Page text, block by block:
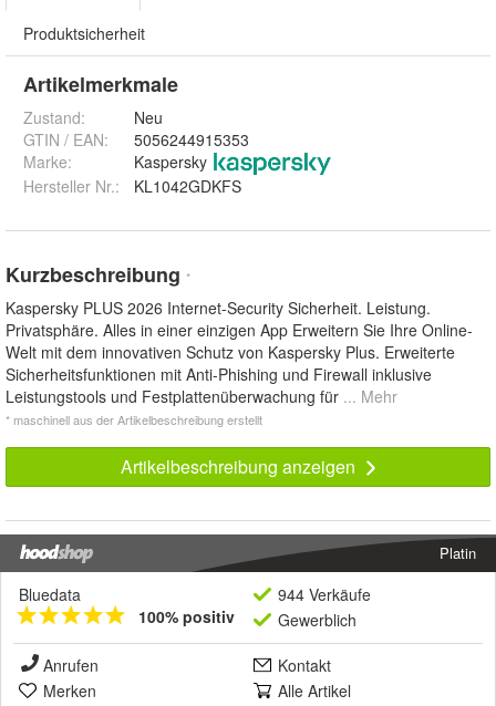
Produktsicherheit
Artikelmerkmale
Zustand:
Neu
GTIN / EAN:
5056244915353
Marke:
Kaspersky
Hersteller Nr.:
KL1042GDKFS
Kurzbeschreibung *
Kaspersky PLUS 2026 Internet-Security Sicherheit. Leistung.
Privatsphäre. Alles in einer einzigen App Erweitern Sie Ihre Online-
Welt mit dem innovativen Schutz von Kaspersky Plus. Erweiterte
Sicherheitsfunktionen mit Anti-Phishing und Firewall inklusive
Leistungstools und Festplattenüberwachung für ... Mehr
* maschinell aus der Artikelbeschreibung erstellt
Artikelbeschreibung anzeigen
Platin
Bluedata
100% positiv
944 Verkäufe
Gewerblich
Anrufen
Kontakt
Merken
Alle Artikel